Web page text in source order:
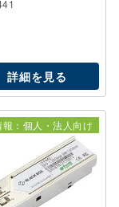
詳細を見る
報：個人・法人向け